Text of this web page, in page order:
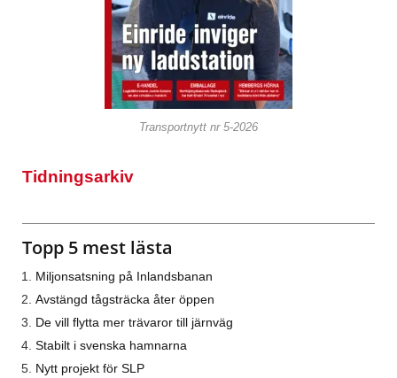
Transportnytt nr 5-2026
Tidningsarkiv
Topp 5 mest lästa
Miljonsatsning på Inlandsbanan
Avstängd tågsträcka åter öppen
De vill flytta mer trävaror till järnväg
Stabilt i svenska hamnarna
Nytt projekt för SLP